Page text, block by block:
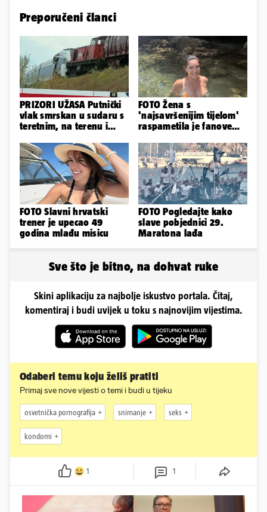
Preporučeni članci
PRIZORI UŽASA Putnički
vlak smrskan u sudaru s
teretnim, na terenu i
FOTO Žena s
'najsavršenijim tijelom'
raspametila je fanove
plićaka
FOTO Slavni hrvatski
trener je upecao 49
godina mlađu misicu
FOTO Pogledajte kako
slave pobjednici 29.
Maratona lađa
Sve što je bitno, na dohvat ruke
Skini aplikaciju za najbolje iskustvo portala. Čitaj,
komentiraj i budi uvijek u toku s najnovijim vijestima.
Odaberi temu koju želiš pratiti
Primaj sve nove vijesti o temi i budi u tijeku
osvetnička pornografija snimanje seks
kondomi
1 1